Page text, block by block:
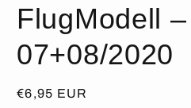
in
Modal
FlugModell
07+08/2020
Normaler
€6,95 EUR